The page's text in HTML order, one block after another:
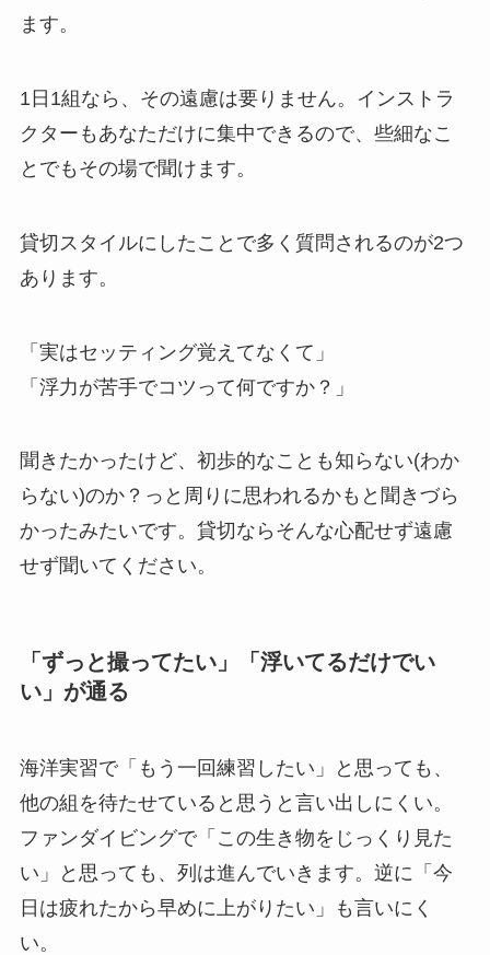
ます。
1日1組なら、その遠慮は要りません。インストラ
クターもあなただけに集中できるので、些細なこ
とでもその場で聞けます。
貸切スタイルにしたことで多く質問されるのが2つ
あります。
「実はセッティング覚えてなくて」
「浮力が苦手でコツって何ですか？」
聞きたかったけど、初歩的なことも知らない(わか
らない)のか？っと周りに思われるかもと聞きづら
かったみたいです。貸切ならそんな心配せず遠慮
せず聞いてください。
「ずっと撮ってたい」「浮いてるだけでい
い」が通る
海洋実習で「もう一回練習したい」と思っても、
他の組を待たせていると思うと言い出しにくい。
ファンダイビングで「この生き物をじっくり見た
い」と思っても、列は進んでいきます。逆に「今
日は疲れたから早めに上がりたい」も言いにく
い。